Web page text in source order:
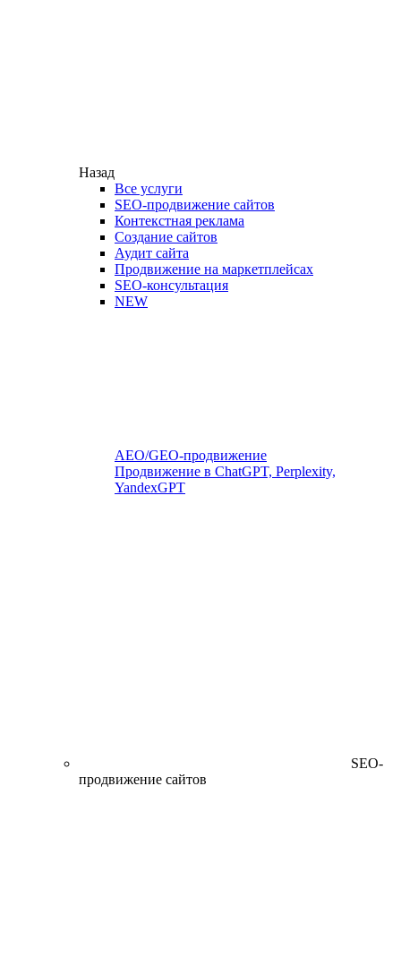
Назад
Все услуги
SEO-продвижение сайтов
Контекстная реклама
Создание сайтов
Аудит сайта
Продвижение на маркетплейсах
SEO-консультация
NEW
AEO/GEO-продвижение
Продвижение в ChatGPT, Perplexity,
YandexGPT
SEO-
продвижение сайтов